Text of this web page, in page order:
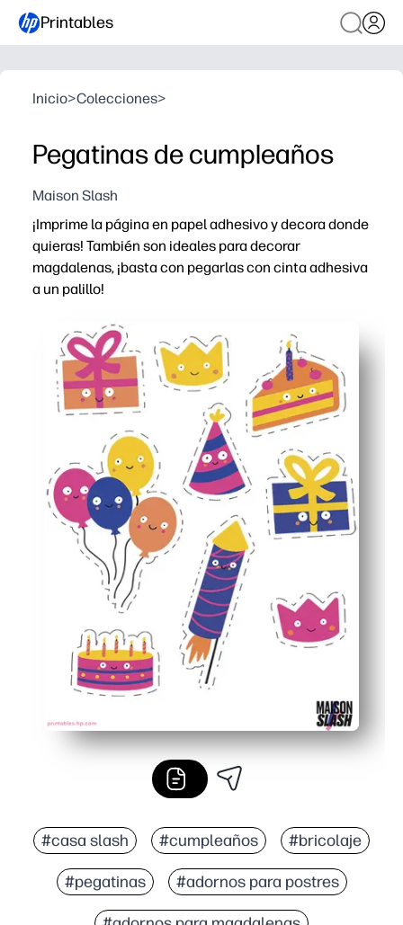
Printables
Inicio>Colecciones>
Pegatinas de cumpleaños
Maison Slash
¡Imprime la página en papel adhesivo y decora donde
quieras! También son ideales para decorar
magdalenas, ¡basta con pegarlas con cinta adhesiva
a un palillo!
Imprimible sin preparación: pulsa imprimir y estarás
Uso versátil: pegatinas, adornos para magdalenas,
Los diseños aprobados por niños mantienen a las
Imprima exactamente lo que necesita: vuelva a
#casa slash #cumpleaños #bricolaje
#pegatinas #adornos para postres